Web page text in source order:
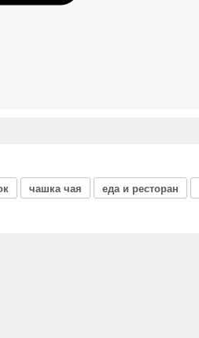
чашка чая еда и ресторан